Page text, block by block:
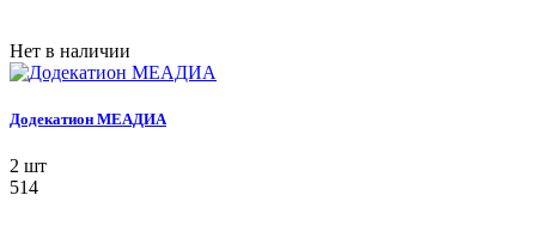
Нет в наличии
Додекатион МЕАДИА
2 шт
514